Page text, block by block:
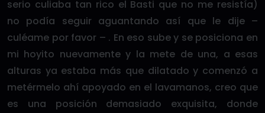
serio culiaba tan rico el Basti que no me resistía)
no podía seguir aguantando así que le dije –
culéame por favor – . En eso sube y se posiciona en
mi hoyito nuevamente y la mete de una, a esas
alturas ya estaba más que dilatado y comenzó a
metérmelo ahí apoyado en el lavamanos, creo que
es una posición demasiado exquisita, donde